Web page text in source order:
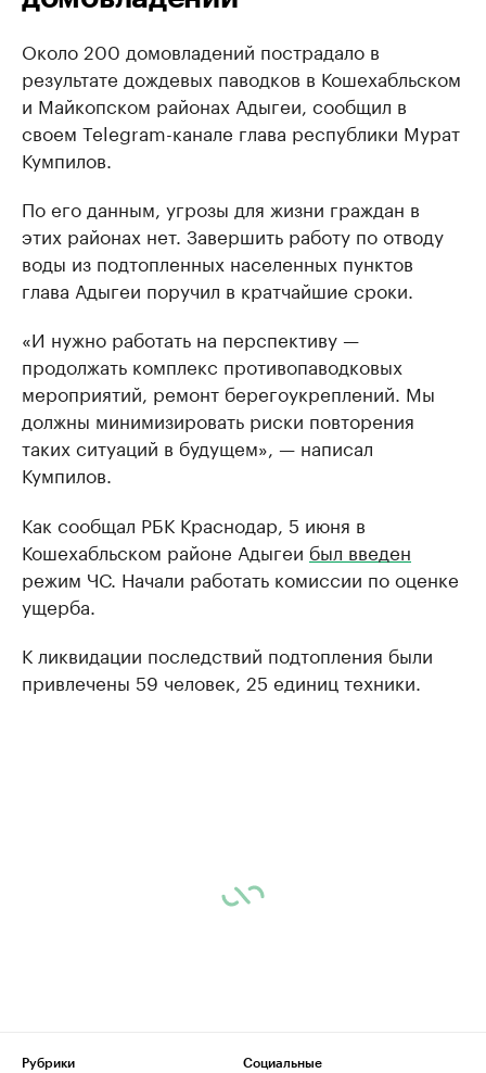
Около 200 домовладений пострадало в
результате дождевых паводков в Кошехабльском
и Майкопском районах Адыгеи, сообщил в
своем Telegram-канале глава республики Мурат
Кумпилов.
По его данным, угрозы для жизни граждан в
этих районах нет. Завершить работу по отводу
воды из подтопленных населенных пунктов
глава Адыгеи поручил в кратчайшие сроки.
«И нужно работать на перспективу —
продолжать комплекс противопаводковых
мероприятий, ремонт берегоукреплений. Мы
должны минимизировать риски повторения
таких ситуаций в будущем», — написал
Кумпилов.
Как сообщал РБК Краснодар, 5 июня в
Кошехабльском районе Адыгеи был введен
режим ЧС. Начали работать комиссии по оценке
ущерба.
К ликвидации последствий подтопления были
привлечены 59 человек, 25 единиц техники.
Рубрики
Социальные